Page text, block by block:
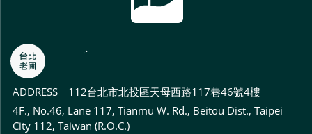
ADDRESS 112台北市北投區天母西路117巷46號4樓
4F., No.46, Lane 117, Tianmu W. Rd., Beitou Dist., Taipei
City 112, Taiwan (R.O.C.)